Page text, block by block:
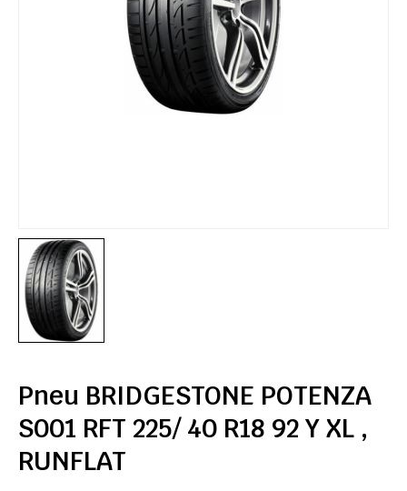
Pneu BRIDGESTONE POTENZA
S001 RFT 225/ 40 R18 92 Y XL ,
RUNFLAT